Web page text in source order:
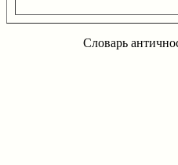
Словарь